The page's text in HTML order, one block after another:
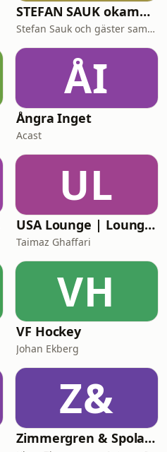
STEFAN SAUK okammat samtal
Stefan Sauk och gäster samtalar okammat.
ÅI
Ångra Inget
Acast
UL
USA Lounge | LoungePodden
Taimaz Ghaffari
VH
VF Hockey
Johan Ekberg
Z&
Zimmergren & Spolander